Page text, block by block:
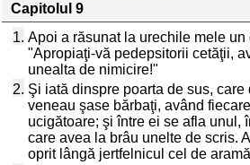
Capitolul 9
1. Apoi a răsunat la urechile mele un
"Apropiaţi-vă pedepsitorii cetăţii,
unealta de nimicire!"
2. Şi iată dinspre poarta de sus,
veneau şase bărbaţi, având
ucigătoare; şi între ei se afla unul,
care avea la brâu unelte de scris.
oprit lângă jertfelnicul cel de